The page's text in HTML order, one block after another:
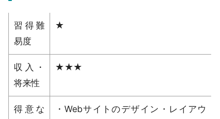
習得難
易度
★
収入・
将来性
★★★
得意な
・Webサイトのデザイン・レイアウ